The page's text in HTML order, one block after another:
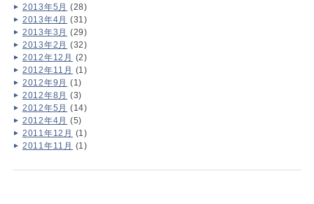
2013年5月 (28)
2013年4月 (31)
2013年3月 (29)
2013年2月 (32)
2012年12月 (2)
2012年11月 (1)
2012年9月 (1)
2012年8月 (3)
2012年5月 (14)
2012年4月 (5)
2011年12月 (1)
2011年11月 (1)